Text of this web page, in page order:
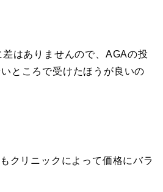
はありませんので、AGAの投
ところで受けたほうが良いの
クリニックによって価格にバラ